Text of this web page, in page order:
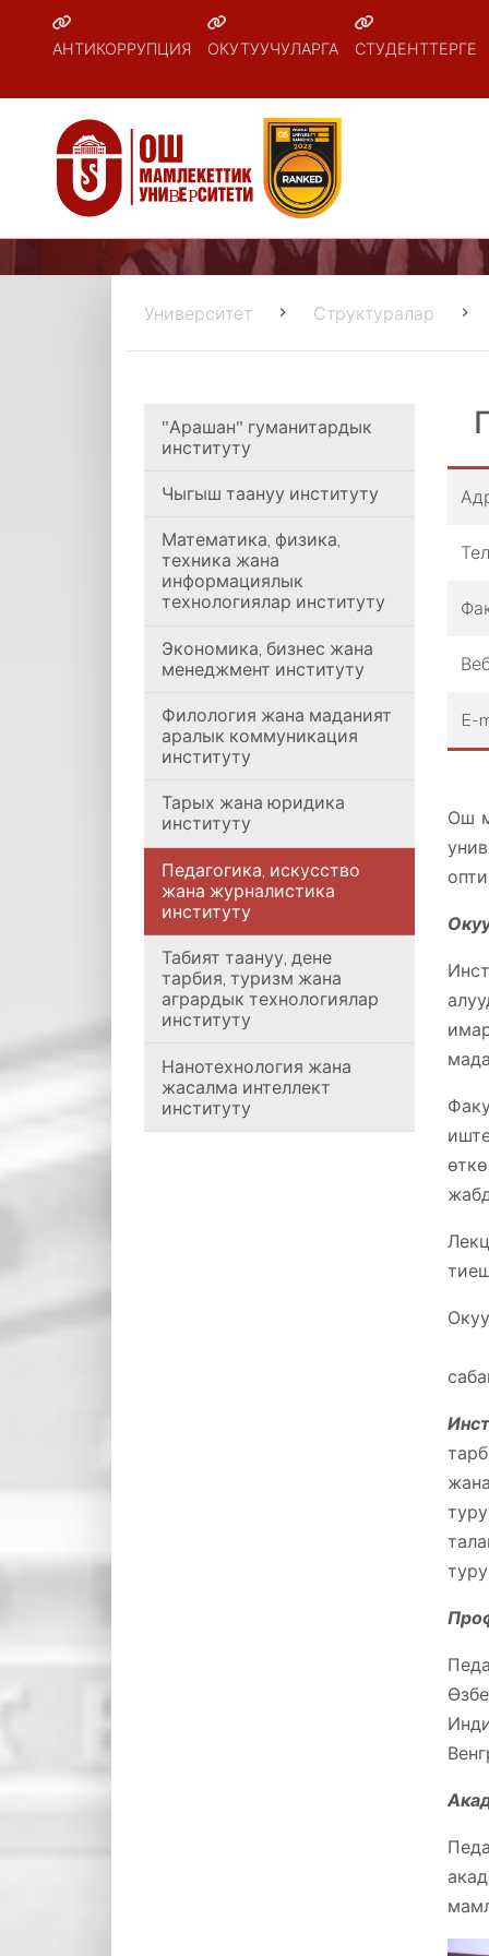
АНТИКОРРУПЦИЯ ОКУТУУЧУЛАРГА СТУДЕНТТЕРГЕ
Университет Структуралар
"Арашан" гуманитардык
институту
Чыгыш таануу институту
Математика, физика,
техника жана
информациялык
технологиялар институту
Экономика, бизнес жана
менеджмент институту
Филология жана маданият
аралык коммуникация
институту
Тарых жана юридика
институту
Педагогика, искусство
жана журналистика
институту
Табият таануу, дене
тарбия, туризм жана
агрардык технологиялар
институту
Нанотехнология жана
жасалма интеллект
институту
E-
Ош
П